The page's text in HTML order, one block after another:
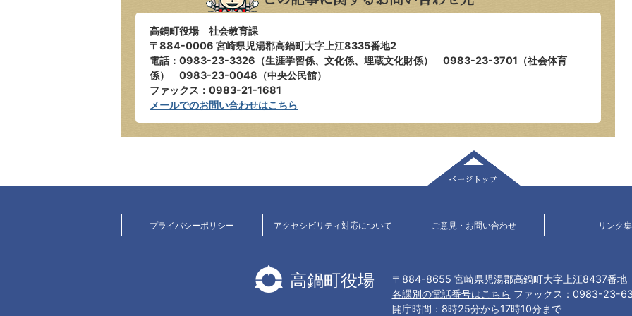
高鍋町役場 社会教育課
〒884-0006 宮崎県児湯郡高鍋町大字上江8335番地2
電話：0983-23-3326（生涯学習係、文化係、埋蔵文化財係） 0983-23-3701（社会体育
係） 0983-23-0048（中央公民館）
ファックス：0983-21-1681
メールでのお問い合わせはこちら
プライバシーポリシー アクセシビリティ対応について ご意見・お問い合わせ リンク集
高鍋町役場
〒884-8655 宮崎県児湯郡高鍋町大字上江8437番地
各課別の電話番号はこちら ファックス：0983-23-
開庁時間：8時25分から17時10分まで